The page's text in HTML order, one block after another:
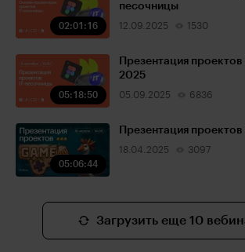
02:01:16
песочницы
12.09.2025 1530
05:18:50
Презентация
2025
05.09.2025 6836
05:06:44
Презентация
18.04.2025 3097
Загрузить еще 10